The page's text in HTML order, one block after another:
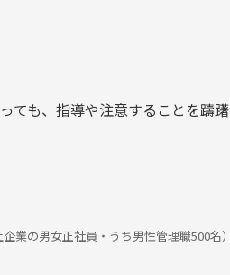
ても、指導や注意することを躊躇
業の男女正社員・うち男性管理職500名）